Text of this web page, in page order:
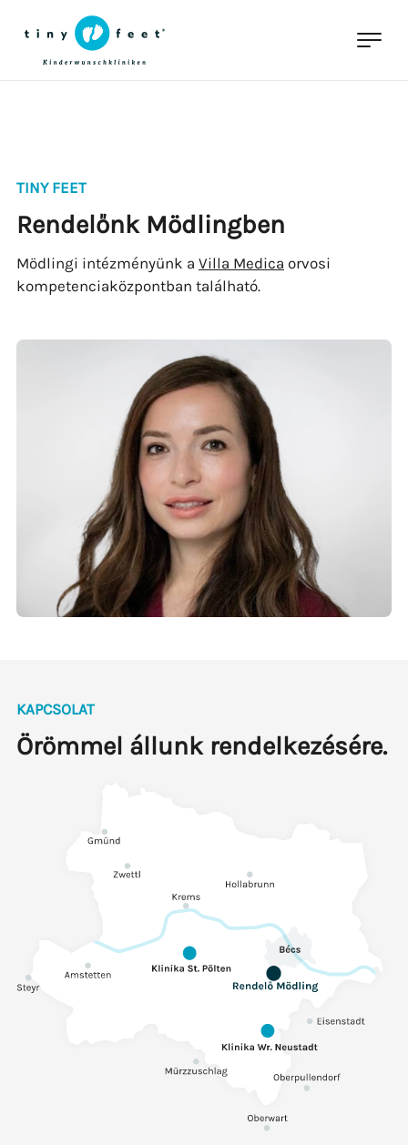
TINY FEET
Rendelőnk Mödlingben
Mödlingi intézményünk a Villa Medica orvosi
kompetenciaközpontban található.
KAPCSOLAT
Örömmel állunk rendelkezésére.